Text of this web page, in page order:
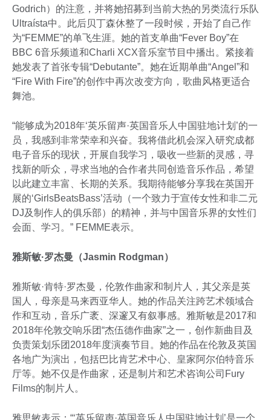
Godrich）的注意，并将她招募到当前大热的另类流行乐队
Ultraísta中。此后贝丁森休整了一段时候，开始了自己作
为“FEMME”的单飞生涯。她的首支单曲“Fever Boy”在
BBC 6音乐频道和Charli XCX音乐室节目中播出。紧接着
她发表了首张专辑“Debutante”。她在近期单曲“Angel”和
“Fire With Fire”的创作中再次改变方向，歌曲风格更适合
舞池。
“能够成为2018年‘英乐留声·英国音乐人中国驻地计划’的一
员，我感到非常荣幸和兴奋。我将借此机会深入研究成都
电子音乐的现状，开展自我学习，吸收一些新的灵感，寻
找新的听众，寻求当地的合作者共同创造音乐作品，希望
以此建立丰富、长期的关系。我期待能够分享我在英国开
展的‘GirlsBeatsBass’活动（一个致力于宣传女性和非二元
DJ及制作人的俱乐部）的精神，并与中国音乐界的女性们
会面、学习。” FEMME表示。
雅斯敏·罗杰曼（Jasmin Rodgman）
雅斯敏·肯特·罗杰曼，伦敦作曲家和制片人，其父亲是英
国人，母亲是马来西亚华人。她的作品关注跨艺术领域合
作和互动，音乐广袤、深邃又有叙事感。雅斯敏是2017和
2018年伦敦交响乐团“杰伍德作曲家”之一，创作新曲目及
负责策划乐团2018年度演奏节目。她的作品在伦敦及英国
各地广为演出，包括巴比肯艺术中心、皇家阿尔伯特音乐
厅等。她不仅是作曲家，还是制片和艺术咨询公司Fury
Films的制片人。
雅思敏表示：“‘英乐留声·英国音乐人中国驻地计划’是一个